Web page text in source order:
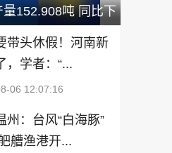
152.908吨 同比下
带头休假！河南新
，学者：“...
06 12:07:16
州：台风“白海豚”
艚渔港开...